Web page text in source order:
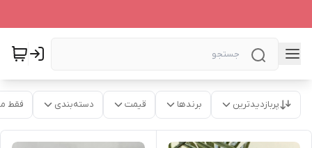
پربازدیدترین برندها قیمت دسته‌بندی فقط